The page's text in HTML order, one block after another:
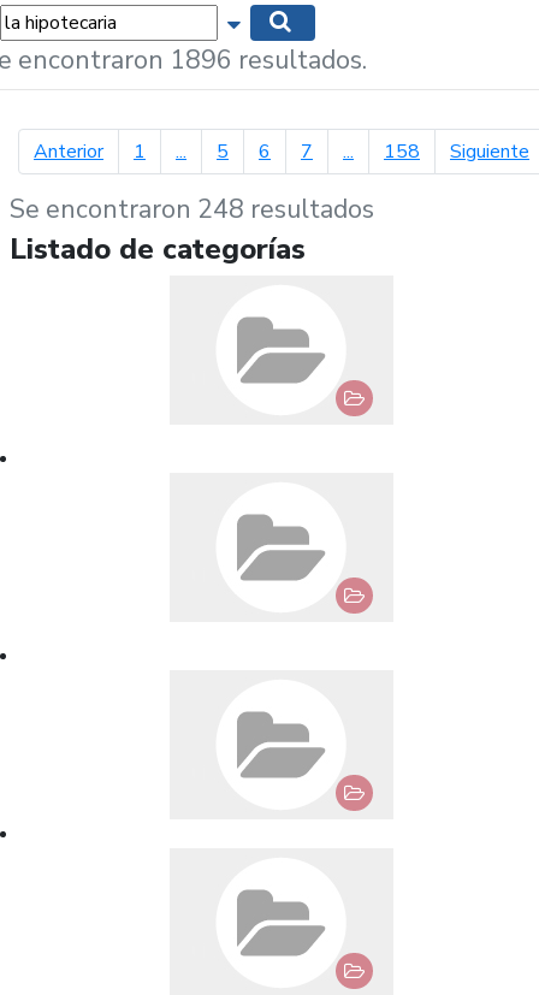
Mostrar opciones de búsqueda
encontraron 1896 resultados.
Anteriorpágina anterior
1 ... 5 6 7 ... 158 Siguiente
Se encontraron 248 resultados
Listado de categorías